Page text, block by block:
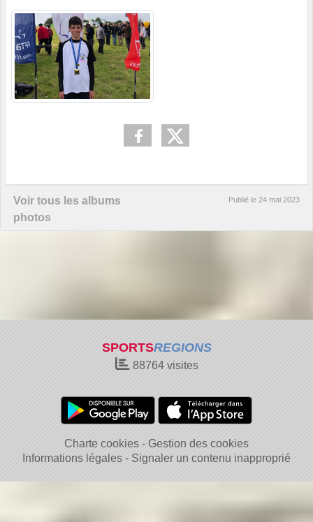
Voir tous les albums
photos
Publié le 24 mai 2023
SPORTSREGIONS
88764visites
Charte cookies
Gestion des cookies
Informations légales
Signaler un contenu inapproprié